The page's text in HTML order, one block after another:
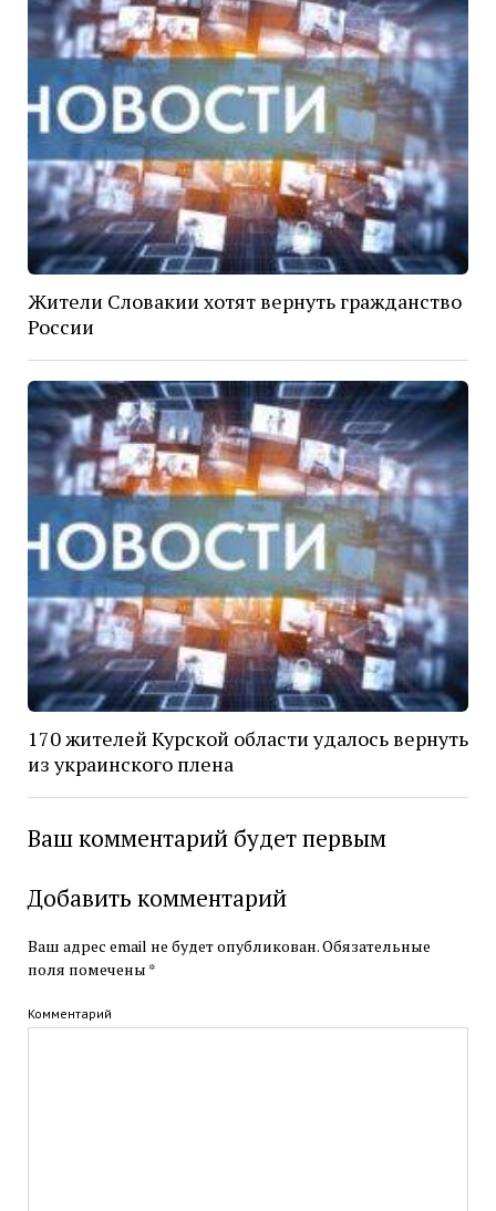
Жители Словакии хотят вернуть гражданство
России
170 жителей Курской области удалось вернуть
из украинского плена
Ваш комментарий будет первым
Добавить комментарий
Ваш адрес email не будет опубликован.Обязательные
поля помечены *
Комментарий